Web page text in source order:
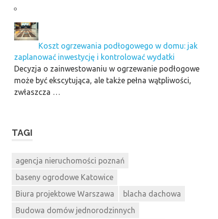
Koszt ogrzewania podłogowego w domu: jak
zaplanować inwestycję i kontrolować wydatki
Decyzja o zainwestowaniu w ogrzewanie podłogowe
może być ekscytująca, ale także pełna wątpliwości,
zwłaszcza …
TAGI
agencja nieruchomości poznań
baseny ogrodowe Katowice
Biura projektowe Warszawa
blacha dachowa
Budowa domów jednorodzinnych